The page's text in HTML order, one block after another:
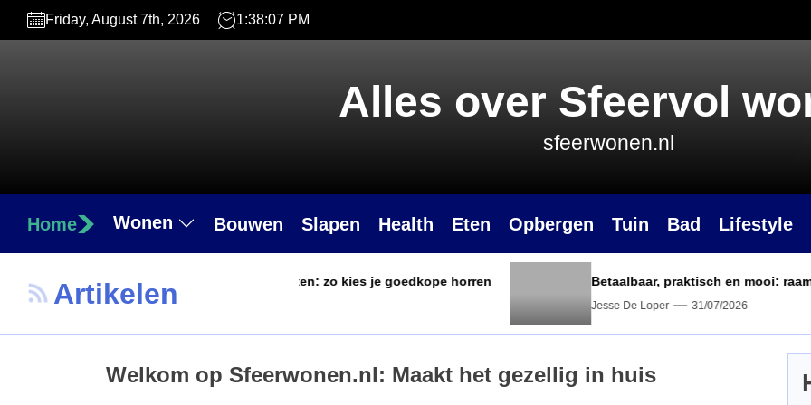
Skip
Friday, August 7th, 2026 1:38:08 PM
Alles over Sfeervol
sfeerwonen.nl
Home Wonen Bouwen Slapen Health Eten Opbergen Tuin Bad Lifestyle
Artikelen
Frisse lucht zonder hoge kosten: zo kies je goedkope horren
Jesse De Loper 31/07/2026
Betaalbaar, praktisch en mooi:
Jesse De Loper 31/07/2026
Welkom op Sfeerwonen.nl: Maakt het gezellig in huis